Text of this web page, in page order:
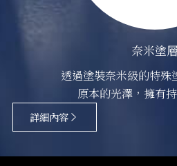
奈米塗層
透過塗裝奈米級的特殊
原本的光澤，擁有
詳細內容